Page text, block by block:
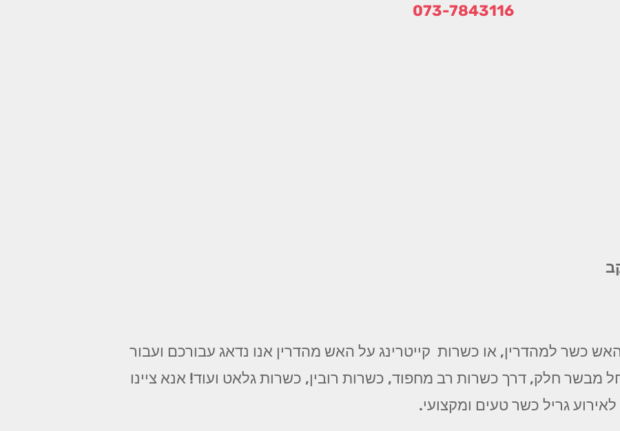
073-7843116
כשר למהדרין, או כשרות קייטרינג על האש מהדרין אנו נדאג עבורכם ועבור
מבשר חלק, דרך כשרות רב מחפוד, כשרות רובין, כשרות גלאט ועוד! אנא ציינו
גריל כשר טעים ומקצועי.